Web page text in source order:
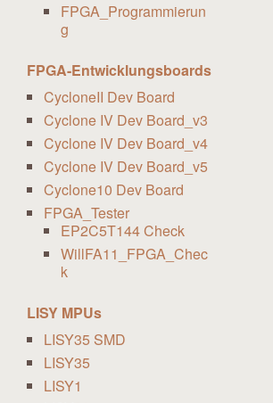
FPGA_Programmierun
g
FPGA-Entwicklungsboards
CycloneII Dev Board
Cyclone IV Dev Board_v3
Cyclone IV Dev Board_v4
Cyclone IV Dev Board_v5
Cyclone10 Dev Board
FPGA_Tester
EP2C5T144 Check
WillFA11_FPGA_Chec
k
LISY MPUs
LISY35 SMD
LISY35
LISY1